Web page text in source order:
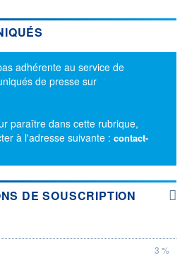
adhérente au service de
de presse sur
paraître dans cette rubrique,
à l'adresse suivante : contact-
DE SOUSCRIPTION
3 %